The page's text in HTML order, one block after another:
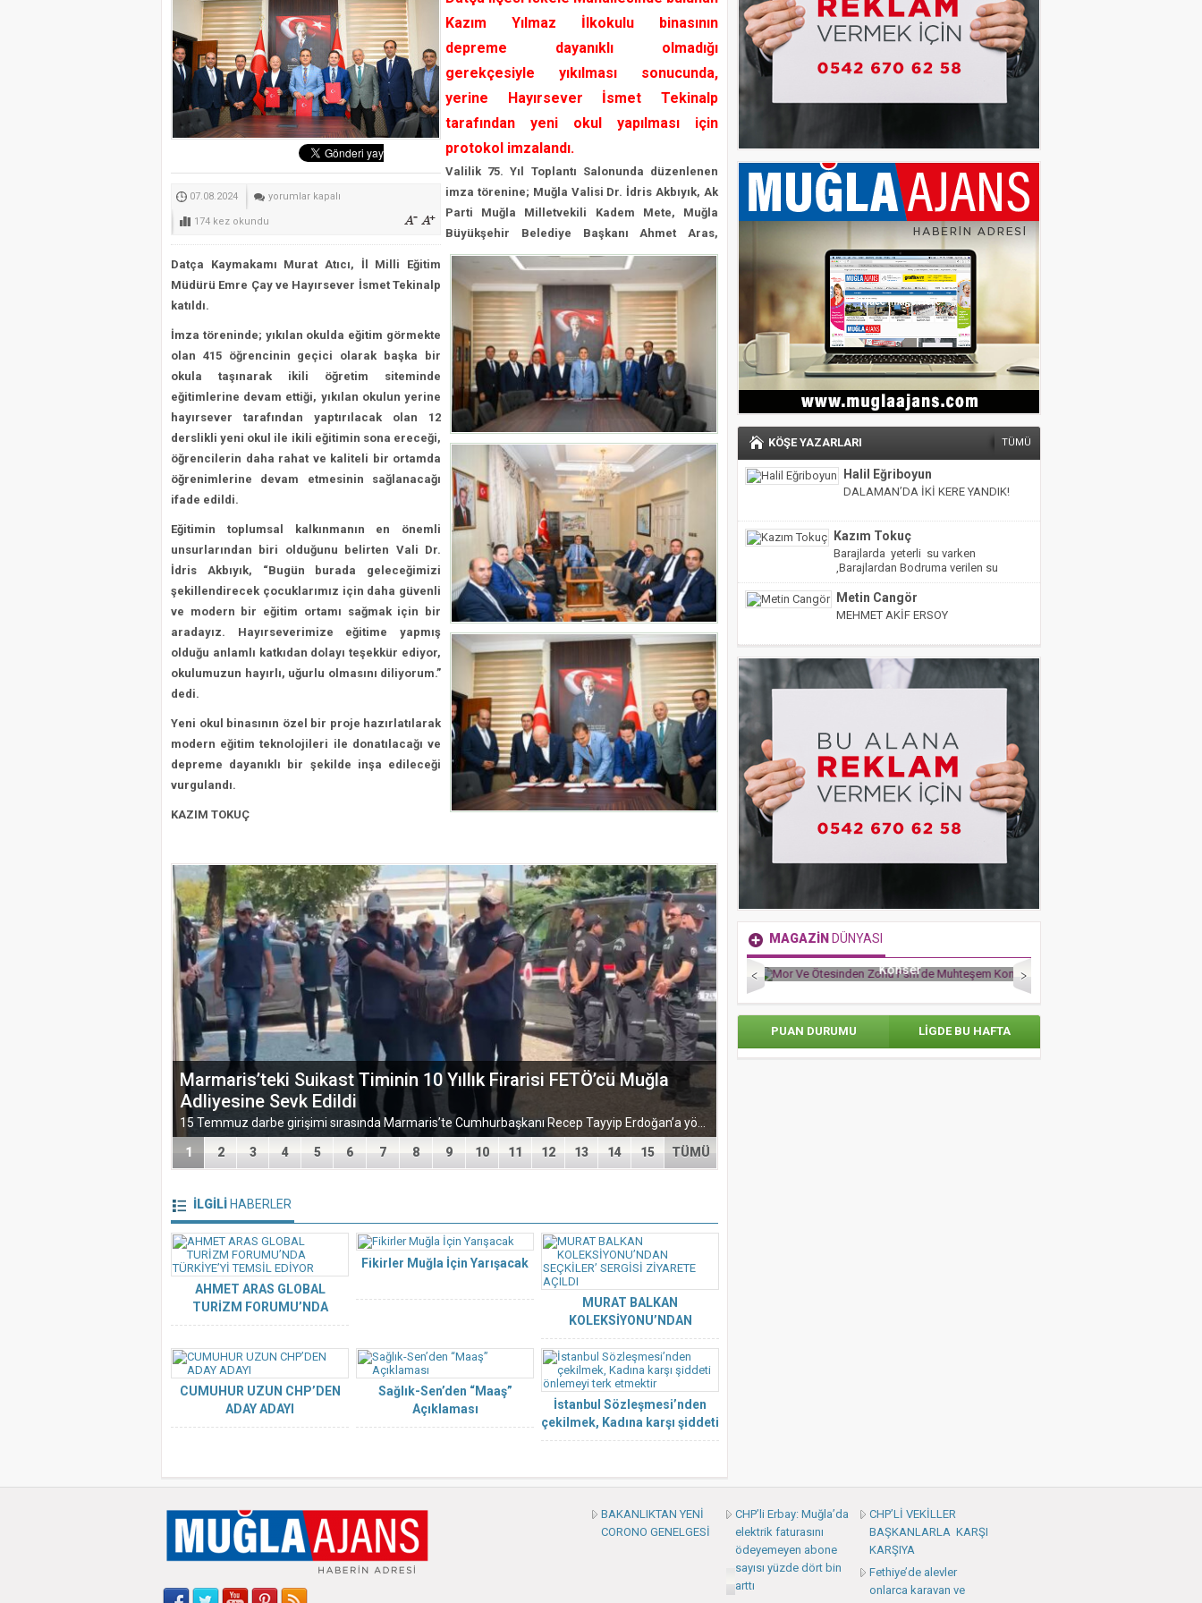
Bodrum’da STK’lar el ele verdi, Bodrum FK için kenetlendi
Muğla’nın Yeni Parti İl ve İlçe Başkanları Belli Oldu
Muğla Valisi İdris Akbıyık Yangın Bölgesinde
ORMAN YANGINLARINI ERKEN TESPİT ETMEK VE EN AZA İNDİRMEK MÜMKÜN
Marmaris’teki Suikast Timinin 10 Yıllık Firarisi FETÖ’cü Muğla Adliyesine Sevk Edildi
07.08.2024
Datça’da
Depreme
Olan
Okul
ve
İçin
İlk
Adım
Atıldı
yorumlar kapalı
174 kez okundu
Kazım Yılmaz İlkokulu binasının
depreme dayanıklı olmadığı
gerekçesiyle yıkılması sonucunda,
yerine Hayırsever İsmet Tekinalp
tarafından yeni okul yapılması için
protokol imzalandı.
Valilik 75. Yıl Toplantı Salonunda düzenlenen
imza törenine; Muğla Valisi Dr. İdris Akbıyık, Ak
Parti Muğla Milletvekili Kadem Mete, Muğla
Büyükşehir Belediye Başkanı Ahmet Aras,
Datça Kaymakamı Murat Atıcı, İl Milli Eğitim
Müdürü Emre Çay ve Hayırsever İsmet Tekinalp
katıldı.
İmza töreninde; yıkılan okulda eğitim görmekte
olan 415 öğrencinin geçici olarak başka bir
okula taşınarak ikili öğretim siteminde
eğitimlerine devam ettiği, yıkılan okulun yerine
hayırsever tarafından yaptırılacak olan 12
derslikli yeni okul ile ikili eğitimin sona ereceği,
öğrencilerin daha rahat ve kaliteli bir ortamda
öğrenimlerine devam etmesinin sağlanacağı
ifade edildi.
Eğitimin toplumsal kalkınmanın en önemli
unsurlarından biri olduğunu belirten Vali Dr.
İdris Akbıyık, “Bugün burada geleceğimizi
şekillendirecek çocuklarımız için daha güvenli
ve modern bir eğitim ortamı sağmak için bir
aradayız. Hayırseverimize eğitime yapmış
olduğu anlamlı katkıdan dolayı teşekkür ediyor,
okulumuzun hayırlı, uğurlu olmasını diliyorum.”
dedi.
Yeni okul binasının özel bir proje hazırlatılarak
modern eğitim teknolojileri ile donatılacağı ve
depreme dayanıklı bir şekilde inşa edileceği
vurgulandı.
KAZIM TOKUÇ
ATIK KAĞIDIN EL İŞİ VE BOYAMA SANATIYLA TAMAMLADIĞI
YOLCULUĞU
1 2 3 4 5 6 7 8 9 10 11 12 13 14 15 TÜMÜ
İLGİLİ HABERLER
AHMET ARAS GLOBAL
TURİZM FORUMU’NDA
TÜRKİYE’Yİ TEMSİL EDİYOR
Fikirler Muğla İçin Yarışacak
MURAT BALKAN
KOLEKSİYONU’NDAN
SEÇKİLER’ SERGİSİ ZİYARETE
AÇILDI
CUMUHUR UZUN CHP’DEN
ADAY ADAYI
Sağlık-Sen’den “Maaş”
Açıklaması
İstanbul Sözleşmesi’nden
çekilmek, Kadına karşı şiddeti
önlemeyi terk etmektir
KÖŞE YAZARLARI TÜMÜ
Halil Eğriboyun
DALAMAN’DA İKİ KERE YANDIK!
Kazım Tokuç
Barajlarda yeterli su varken
,Barajlardan Bodruma verilen su
miktarı yarıya indirilmiş!
Metin Cangör
MEHMET AKİF ERSOY
MAGAZİN DÜNYASI
Zorlu Psm’de Edip Akbayram Coşkusu Yaşandı
Mor Ve Ötesinden Zorlu Psm’de Muhteşem
Konser
PUAN DURUMU LİGDE BU HAFTA
BAKANLIKTAN YENİ
CORONO GENELGESİ
CHP’li Erbay: Muğla’da
elektrik faturasını
ödeyemeyen abone
sayısı yüzde dört bin
arttı
CHP’Lİ VEKİLLER
BAŞKANLARLA KARŞI
KARŞIYA
Fethiye’de alevler
onlarca karavan ve